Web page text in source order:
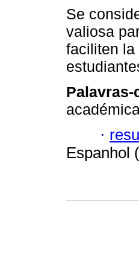
Se
valiosa
faciliten la
Palavras-
·
Espanhol (